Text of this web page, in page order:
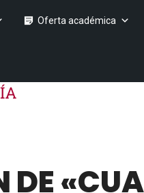
Oferta académica
DE